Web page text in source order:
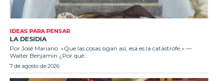
IDEAS PARA PENSAR
LA DESIDIA
Por José Mariano. «Que las cosas sigan así, esa es la catástrofe.» —
Walter Benjamin ¿Por qué...
7 de agosto de 2026